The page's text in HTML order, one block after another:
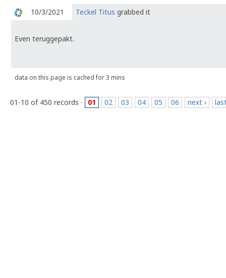
10/3/2021 Teckel Titus grabbed it
Even teruggepakt.
data on this page is cached for 3 mins
01-10 of 450 records · 01 02 03 04 05 06 next ›